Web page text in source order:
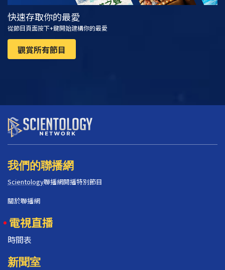
快速存取你的最愛
從節目頁面按下+鍵開始建構你的最愛
觀賞所有節目
我們的聯播網
Scientology聯播網開播特別節目
關於聯播網
電視直播
時間表
新聞室